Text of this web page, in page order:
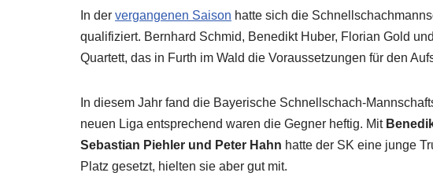
In der vergangenen Saison hatte sich die
qualifiziert. Bernhard Schmid, Benedikt Huber, Florian Gold
Quartett, das in Furth im Wald die Voraussetzungen für den
In diesem Jahr fand die Bayerische Schnellschach-
neuen Liga entsprechend waren die Gegner heftig. Mit
Sebastian Piehler und Peter Hahn hatte der SK eine junge
Platz gesetzt, hielten sie aber gut mit.